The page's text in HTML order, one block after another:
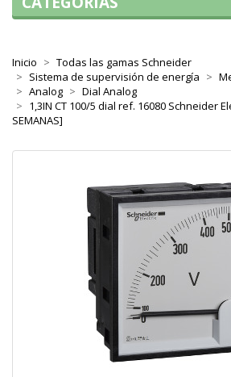
Inicio
Todas las gamas Schneider
Sistema de supervisión de energía
Analog
Dial Analog
1,3IN CT 100/5 dial ref. 16080 Schneider
SEMANAS]